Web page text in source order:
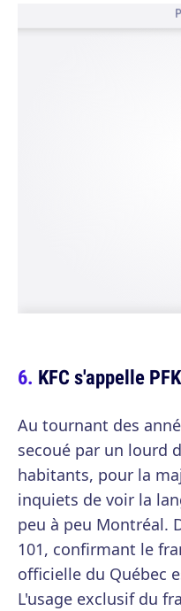
KFC s'appelle
Au tournant des
secoué par un lourd
habitants, pour la
inquiets de voir la
peu à peu Montréal.
101, confirmant le
officielle du Québec
L'usage exclusif du